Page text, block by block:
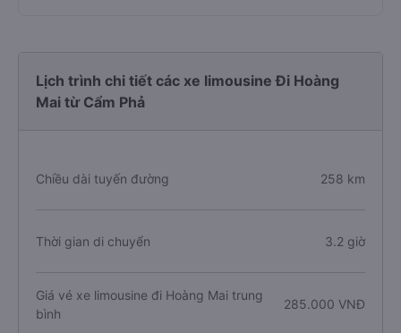
Lịch trình chi tiết các xe limousine Đi Hoàng
Mai từ Cẩm Phả
Chiều dài tuyến đường 258 km
Thời gian di chuyển 3.2 giờ
Giá vé xe limousine đi Hoàng Mai trung
bình
285.000 VNĐ